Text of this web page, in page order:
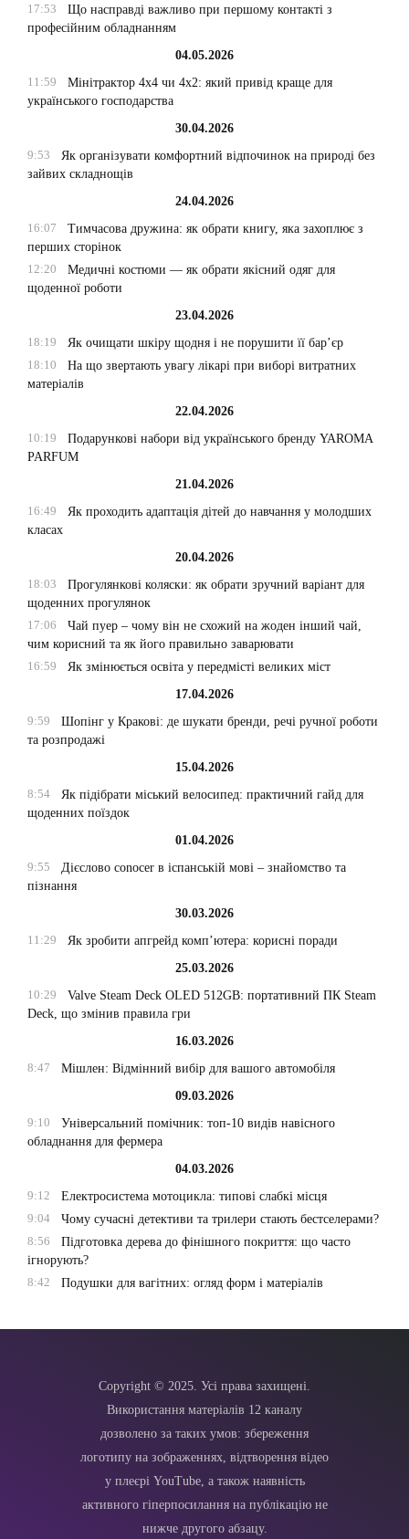
17:53
Що насправді важливо при першому контакті з
професійним обладнанням
04.05.2026
11:59
Мінітрактор 4х4 чи 4х2: який привід краще для
українського господарства
30.04.2026
9:53
Як організувати комфортний відпочинок на природі без
зайвих складнощів
24.04.2026
16:07
Тимчасова дружина: як обрати книгу, яка захоплює з
перших сторінок
12:20
Медичні костюми — як обрати якісний одяг для
щоденної роботи
23.04.2026
18:19
Як очищати шкіру щодня і не порушити її бар’єр
18:10
На що звертають увагу лікарі при виборі витратних
матеріалів
22.04.2026
10:19
Подарункові набори від українського бренду YAROMA
PARFUM
21.04.2026
16:49
Як проходить адаптація дітей до навчання у молодших
класах
20.04.2026
18:03
Прогулянкові коляски: як обрати зручний варіант для
щоденних прогулянок
17:06
Чай пуер – чому він не схожий на жоден інший чай,
чим корисний та як його правильно заварювати
16:59
Як змінюється освіта у передмісті великих міст
17.04.2026
9:59
Шопінг у Кракові: де шукати бренди, речі ручної роботи
та розпродажі
15.04.2026
8:54
Як підібрати міський велосипед: практичний гайд для
щоденних поїздок
01.04.2026
9:55
Дієслово conocer в іспанській мові – знайомство та
пізнання
30.03.2026
11:29
Як зробити апгрейд комп’ютера: корисні поради
25.03.2026
10:29
Valve Steam Deck OLED 512GB: портативний ПК Steam
Deck, що змінив правила гри
16.03.2026
8:47
Мішлен: Відмінний вибір для вашого автомобіля
09.03.2026
9:10
Універсальний помічник: топ-10 видів навісного
обладнання для фермера
04.03.2026
9:12
Електросистема мотоцикла: типові слабкі місця
9:04
Чому сучасні детективи та трилери стають бестселерами?
8:56
Підготовка дерева до фінішного покриття: що часто
ігнорують?
8:42
Подушки для вагітних: огляд форм і матеріалів
Copyright © 2025. Усі права захищені.
Використання матеріалів 12 каналу
дозволено за таких умов: збереження
логотипу на зображеннях, відтворення відео
у плеєрі YouTube, а також наявність
активного гіперпосилання на публікацію не
нижче другого абзацу.